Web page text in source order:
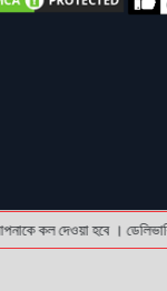
কল দেওয়া হবে ।